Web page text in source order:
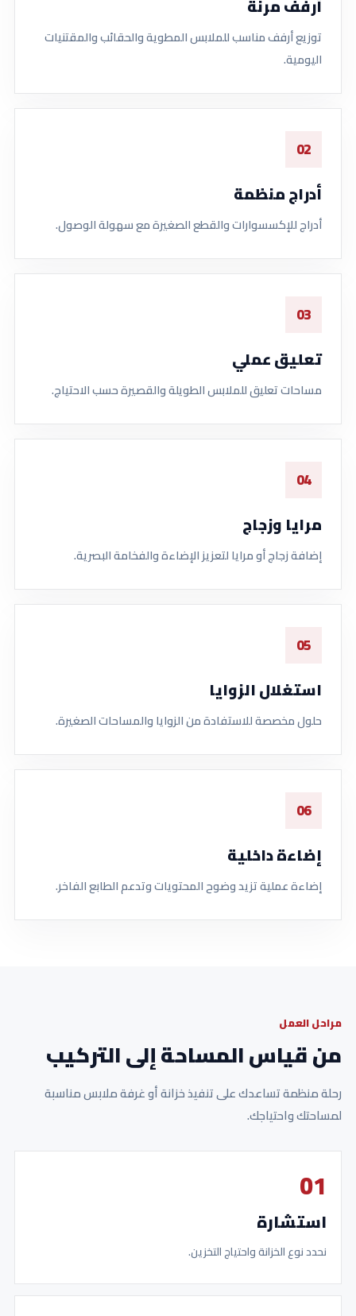
أرفف مرنة
توزيع أرفف مناسب للملابس المطوية والحقائب والمقتنيات
اليومية.
02
أدراج منظمة
أدراج للإكسسوارات والقطع الصغيرة مع سهولة الوصول.
03
تعليق عملي
مساحات تعليق للملابس الطويلة والقصيرة حسب الاحتياج.
04
مرايا وزجاج
إضافة زجاج أو مرايا لتعزيز الإضاءة والفخامة البصرية.
05
استغلال الزوايا
حلول مخصصة للاستفادة من الزوايا والمساحات الصغيرة.
06
إضاءة داخلية
إضاءة عملية تزيد وضوح المحتويات وتدعم الطابع الفاخر.
مراحل العمل
من قياس المساحة إلى التركيب
رحلة منظمة تساعدك على تنفيذ خزانة أو غرفة ملابس مناسبة
لمساحتك واحتياجك.
01
استشارة
نحدد نوع الخزانة واحتياج التخزين.